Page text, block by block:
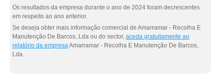
Os resultados da empresa durante o ano de 2024 foram decrescentes
em respeito ao ano anterior.
Se deseja obter mais informação comercial de Amarramar - Recolha E
Manutenção De Barcos, Lda ou do sector, aceda gratuitamente ao
relatório da empresaAmarramar - Recolha E Manutenção De Barcos,
Lda.